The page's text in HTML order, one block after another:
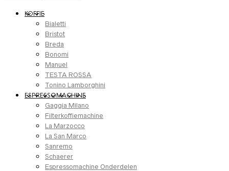
KOFFIE
Bialetti
Bristot
Breda
Bonomi
Manuel
TESTA ROSSA
Tonino Lamborghini
ESPRESSOMACHINE
Gaggia Milano
Filterkoffiemachine
La Marzocco
La San Marco
Sanremo
Schaerer
Espressomachine Onderdelen